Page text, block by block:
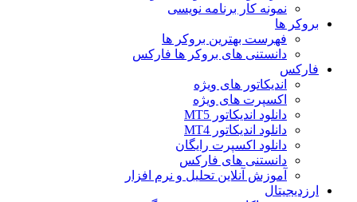
نمونه کار برنامه نویسی
بروکر ها
فهرست بهترین بروکر ها
دانستنی های بروکر ها فارکس
فارکس
اندیکاتور های ویژه
اکسپرت های ویژه
دانلود اندیکاتور MT5
دانلود اندیکاتور MT4
دانلود اکسپرت رایگان
دانستنی های فارکس
آموزش آنلاین تحلیل و نرم افزار
ارزدیجیتال